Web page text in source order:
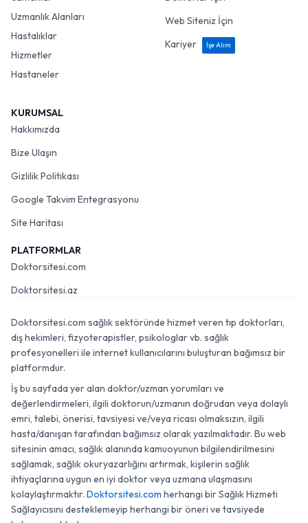
Uzmanlık Alanları
Hastalıklar
Hizmetler
Hastaneler
Web Siteniz İçin
Kariyer
İşe Alım
KURUMSAL
Hakkımızda
Bize Ulaşın
Gizlilik Politikası
Google Takvim Entegrasyonu
Site Haritası
PLATFORMLAR
Doktorsitesi.com
Doktorsitesi.az
Doktorsitesi.com sağlık sektöründe hizmet veren tıp doktorları,
diş hekimleri, fizyoterapistler, psikologlar vb. sağlık
profesyonelleri ile internet kullanıcılarını buluşturan bağımsız bir
platformdur.
İş bu sayfada yer alan doktor/uzman yorumları ve
değerlendirmeleri, ilgili doktorun/uzmanın doğrudan veya dolaylı
emri, talebi, önerisi, tavsiyesi ve/veya ricası olmaksızın, ilgili
hasta/danışan tarafından bağımsız olarak yazılmaktadır. Bu web
sitesinin amacı, sağlık alanında kamuoyunun bilgilendirilmesini
sağlamak, sağlık okuryazarlığını artırmak, kişilerin sağlık
ihtiyaçlarına uygun en iyi doktor veya uzmana ulaşmasını
kolaylaştırmaktır. Doktorsitesi.com herhangi bir Sağlık Hizmeti
Sağlayıcısını desteklemeyip herhangi bir öneri ve tavsiyede